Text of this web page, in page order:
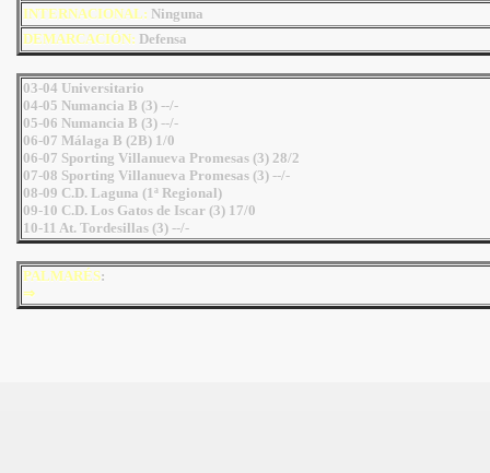
INTERNACIONAL: Ninguna
DEMARCACIÓN: Defensa
03-04 Universitario
04-05 Numancia B (3) --/-
05-06 Numancia B (3) --/-
06-07 Málaga B (2B) 1/0
06-07 Sporting Villanueva Promesas (3) 28/2
07-08 Sporting Villanueva Promesas (3) --/-
08-09 C.D. Laguna (1ª Regional)
09-10 C.D. Los Gatos de Iscar (3) 17/0
10-11 At. Tordesillas (3) --/-
PALMARÉS:
⇒